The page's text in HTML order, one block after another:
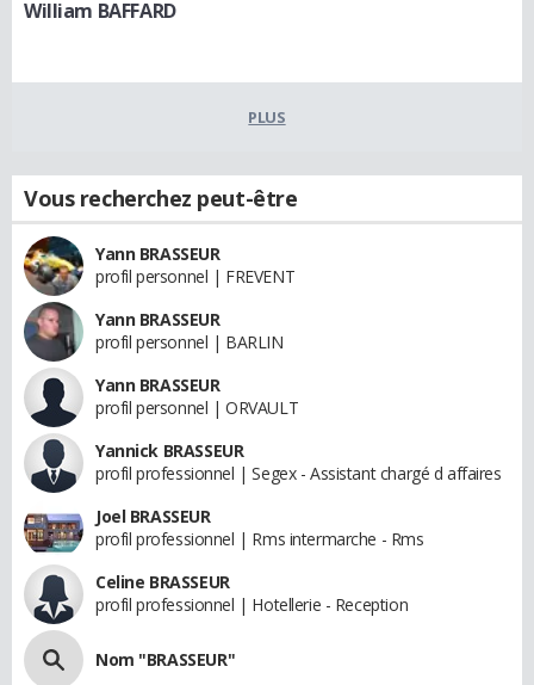
William BAFFARD
PLUS
Vous recherchez peut-être
Yann BRASSEUR
profil personnel | FREVENT
Yann BRASSEUR
profil personnel | BARLIN
Yann BRASSEUR
profil personnel | ORVAULT
Yannick BRASSEUR
profil professionnel | Segex - Assistant chargé d affaires
Joel BRASSEUR
profil professionnel | Rms intermarche - Rms
Celine BRASSEUR
profil professionnel | Hotellerie - Reception
Nom "BRASSEUR"